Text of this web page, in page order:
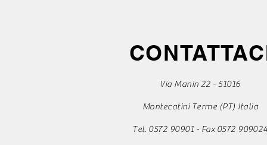
Via Manin 22 - 51016
Montecatini Terme (PT) Italia
Tel. 0572 90901 - Fax 0572